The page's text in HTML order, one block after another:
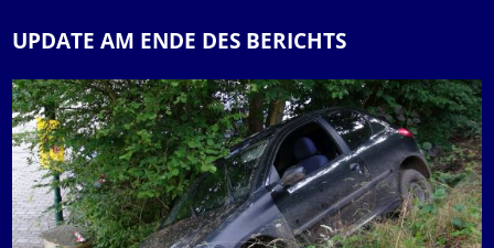
UPDATE AM ENDE DES BERICHTS